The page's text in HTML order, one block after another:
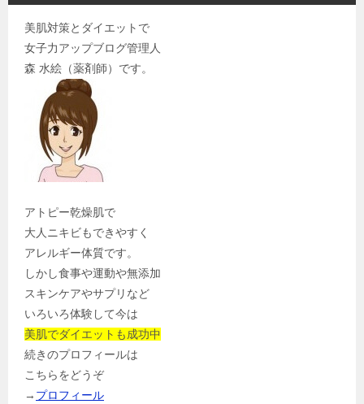
美肌対策とダイエットで
女子力アップブログ管理人
森 水絵（薬剤師）です。
アトピー乾燥肌で
大人ニキビもできやすく
アレルギー体質です。
しかし食事や運動や無添加
スキンケアやサプリなど
いろいろ体験して今は
美肌でダイエットも成功中
続きのプロフィールは
こちらをどうぞ
→ プロフィール